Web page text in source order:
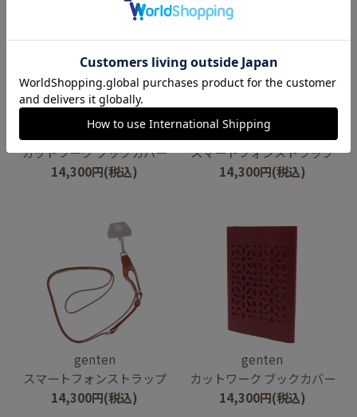
genten
カットワーク ブックカバー
14,300円(税込)
genten
スマートフォンストラップ
14,300円(税込)
genten
スマートフォンストラップ
14,300円(税込)
genten
カットワーク ブックカバー
14,300円(税込)